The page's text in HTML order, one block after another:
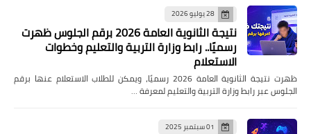
28 يوليو 2026
نتيجة الثانوية العامة 2026 برقم الجلوس ظهرت
رسميًا.. رابط وزارة التربية والتعليم وخطوات
الاستعلام
ظهرت نتيجة الثانوية العامة 2026 رسميًا، ويمكن للطلاب الاستعلام عنها برقم
الجلوس عبر رابط وزارة التربية والتعليم لمعرفة …
01 سبتمبر 2025